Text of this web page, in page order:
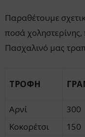
Παραθέτουμε
ποσά
Πασχαλινό μας
ΤΡΟΦΗ
Αρνί 300
Κοκορέτσι
150